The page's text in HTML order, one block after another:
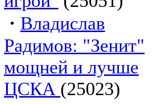
· Владислав
Радимов: "Зенит"
мощней и лучше
ЦСКА (25023)